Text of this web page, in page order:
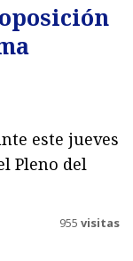
este jueves
Pleno del
955 visitas